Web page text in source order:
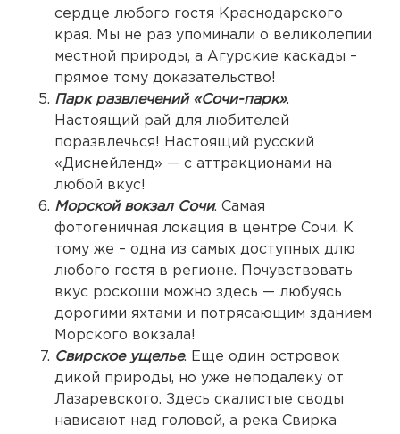
сердце любого гостя Краснодарского
края. Мы не раз упоминали о великолепии
местной природы, а Агурские каскады –
прямое тому доказательство!
Парк развлечений «Сочи-парк».
Настоящий рай для любителей
поразвлечься! Настоящий русский
«Диснейленд» — с аттракционами на
любой вкус!
Морской вокзал Сочи. Самая
фотогеничная локация в центре Сочи. К
тому же – одна из самых доступных длю
любого гостя в регионе. Почувствовать
вкус роскоши можно здесь — любуясь
дорогими яхтами и потрясающим зданием
Морского вокзала!
Свирское ущелье. Еще один островок
дикой природы, но уже неподалеку от
Лазаревского. Здесь скалистые своды
нависают над головой, а река Свирка